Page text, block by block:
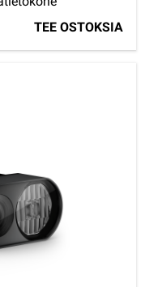
TEE OSTOKSIA